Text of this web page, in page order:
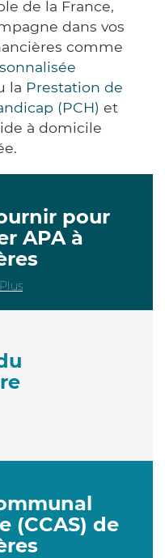
de la France,
dans vos
comme
la Prestation de
(PCH) et
à domicile
pour
APA à
(CCAS) de